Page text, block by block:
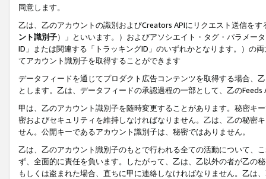
同意します。
乙は、乙のアカウントの識別およびCreators APIにリクエスト送信を
ント識別子）」といいます。）およびアソシエイト・タグ・パラメー
ID」または関連する「トラッキングID」のいずれかとなります。）の
てアカウント識別子を取得することができます
データフィードを通じてプロダクト広告コンテンツを取得する場合、
とします。乙は、データフィードの承認過程の一部として、乙の
甲は、乙のアカウント識別子を随時変更することがあります。秘密キ
密およびセキュリティを維持しなければなりません。乙は、乙の秘密
せん。公開キーであるアカウント識別子は、秘密ではありません。
乙は、乙のアカウント識別子のもとで行われる全ての活動について、
ず、全面的に責任を負います。したがって、乙は、乙以外の者が乙の
もしくは盗まれた場合、直ちに甲に連絡しなければなりません。乙は